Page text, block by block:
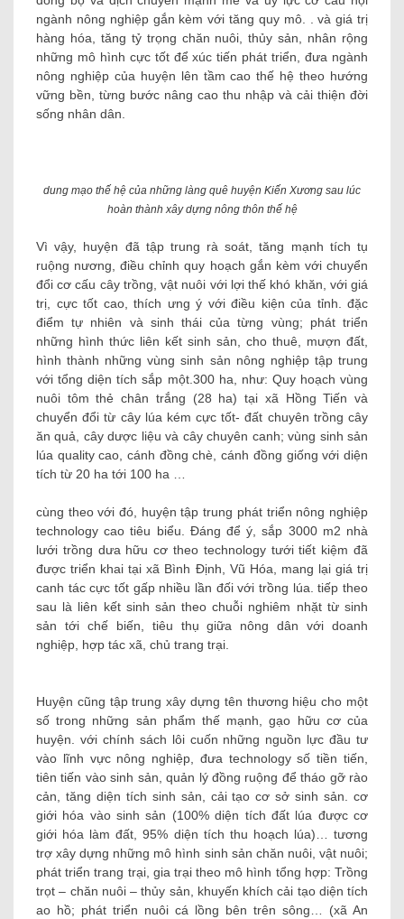
ngành nông nghiệp gắn kèm với tăng quy mô. . và giá trị
hàng hóa, tăng tỷ trọng chăn nuôi, thủy sản, nhân rộng
những mô hình cực tốt để xúc tiến phát triển, đưa ngành
nông nghiệp của huyện lên tầm cao thế hệ theo hướng
vững bền, từng bước nâng cao thu nhập và cải thiện đời
sống nhân dân.
dung mạo thế hệ của những làng quê huyện Kiến Xương sau lúc
hoàn thành xây dựng nông thôn thế hệ
Vì vậy, huyện đã tập trung rà soát, tăng mạnh tích tụ
ruộng nương, điều chỉnh quy hoạch gắn kèm với chuyển
đổi cơ cấu cây trồng, vật nuôi với lợi thế khó khăn, với giá
trị, cực tốt cao, thích ưng ý với điều kiện của tỉnh. đặc
điểm tự nhiên và sinh thái của từng vùng; phát triển
những hình thức liên kết sinh sản, cho thuê, mượn đất,
hình thành những vùng sinh sản nông nghiệp tập trung
với tổng diện tích sắp một.300 ha, như: Quy hoạch vùng
nuôi tôm thẻ chân trắng (28 ha) tại xã Hồng Tiến và
chuyển đổi từ cây lúa kém cực tốt- đất chuyên trồng cây
ăn quả, cây dược liệu và cây chuyên canh; vùng sinh sản
lúa quality cao, cánh đồng chè, cánh đồng giống với diện
tích từ 20 ha tới 100 ha …
cùng theo với đó, huyện tập trung phát triển nông nghiệp
technology cao tiêu biểu. Đáng để ý, sắp 3000 m2 nhà
lưới trồng dưa hữu cơ theo technology tưới tiết kiệm đã
được triển khai tại xã Bình Định, Vũ Hóa, mang lại giá trị
canh tác cực tốt gấp nhiều lần đối với trồng lúa. tiếp theo
sau là liên kết sinh sản theo chuỗi nghiêm nhặt từ sinh
sản tới chế biến, tiêu thụ giữa nông dân với doanh
nghiệp, hợp tác xã, chủ trang trại.
Huyện cũng tập trung xây dựng tên thương hiệu cho một
số trong những sản phẩm thế mạnh, gạo hữu cơ của
huyện. với chính sách lôi cuốn những nguồn lực đầu tư
vào lĩnh vực nông nghiệp, đưa technology số tiền tiến,
tiên tiến vào sinh sản, quản lý đồng ruộng để tháo gỡ rào
cản, tăng diện tích sinh sản, cải tạo cơ sở sinh sản. cơ
giới hóa vào sinh sản (100% diện tích đất lúa được cơ
giới hóa làm đất, 95% diện tích thu hoạch lúa)… tương
trợ xây dựng những mô hình sinh sản chăn nuôi, vật nuôi;
phát triển trang trại, gia trại theo mô hình tổng hợp: Trồng
trọt – chăn nuôi – thủy sản, khuyến khích cải tạo diện tích
ao hồ; phát triển nuôi cá lồng bên trên sông… (xã An